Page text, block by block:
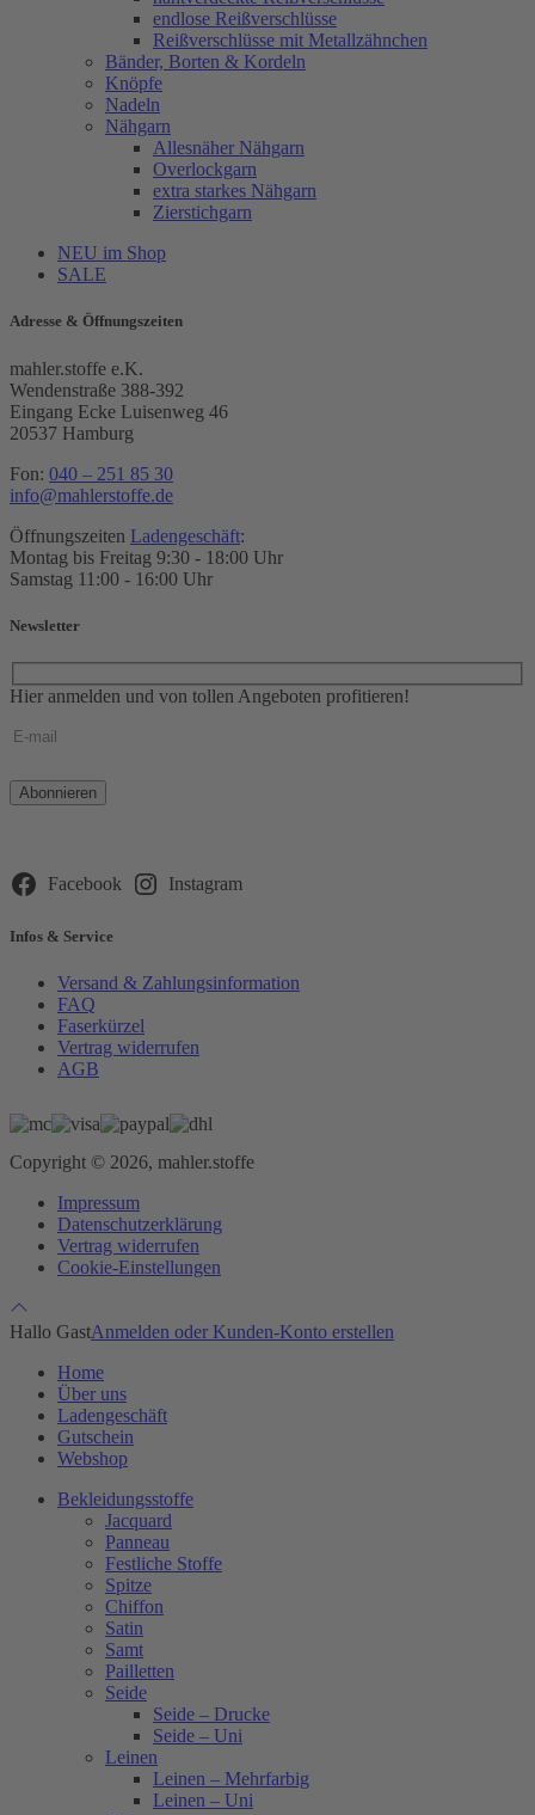
endlose Reißverschlüsse
Reißverschlüsse mit Metallzähnchen
Bänder, Borten & Kordeln
Knöpfe
Nadeln
Nähgarn
Allesnäher Nähgarn
Overlockgarn
extra starkes Nähgarn
Zierstichgarn
NEU im Shop
SALE
Adresse & Öffnungszeiten
mahler.stoffe e.K.
Wendenstraße 388-392
Eingang Ecke Luisenweg 46
20537 Hamburg
Fon: 040 – 251 85 30
info@mahlerstoffe.de
Öffnungszeiten Ladengeschäft:
Montag bis Freitag 9:30 - 18:00 Uhr
Samstag 11:00 - 16:00 Uhr
Newsletter
Hier anmelden und von tollen Angeboten profitieren!
Bitte
lasse
leer.
Facebook Instagram
Infos & Service
Versand & Zahlungsinformation
FAQ
Faserkürzel
Vertrag widerrufen
AGB
Copyright © 2026, mahler.stoffe
Impressum
Datenschutzerklärung
Vertrag widerrufen
Cookie-Einstellungen
Hallo GastAnmelden oder Kunden-Konto erstellen
Home
Über uns
Ladengeschäft
Gutschein
Webshop
Bekleidungsstoffe
Jacquard
Panneau
Festliche Stoffe
Spitze
Chiffon
Satin
Samt
Pailletten
Seide
Seide – Drucke
Seide – Uni
Leinen
Leinen – Mehrfarbig
Leinen – Uni